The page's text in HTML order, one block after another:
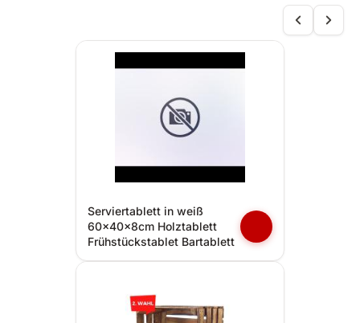
Serviertablett in weiß
60x40x8cm Holztablett
Frühstückstablet Bartablett